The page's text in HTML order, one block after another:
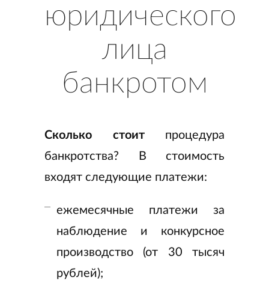
юридического
лица
банкротом
Сколько стоит процедура
банкротства? В стоимость
входят следующие платежи:
ежемесячные платежи за
наблюдение и конкурсное
производство (от 30 тысяч
рублей);